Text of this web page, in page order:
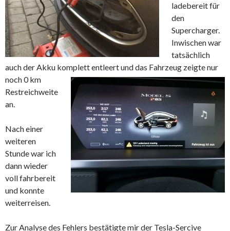
ladebereit für
den
Supercharger.
Inwischen war
tatsächlich
auch der Akku komplett entleert und das Fahrzeug zeigte nur
noch 0 km
Restreichweite
an.
Nach einer
weiteren
Stunde war ich
dann wieder
voll fahrbereit
und konnte
weiterreisen.
Zur Analyse des Fehlers bestätigte mir der Tesla-Sercive